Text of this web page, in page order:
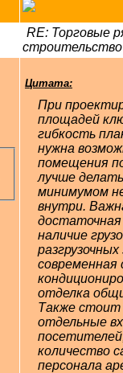
RE: Торговые
строительство
Цитата:
При
площадей
гибкость
нужна
помещения
лучше
минимумом
внутри.
наличие
современная
отделка
Также
отдельные
количество
персонала